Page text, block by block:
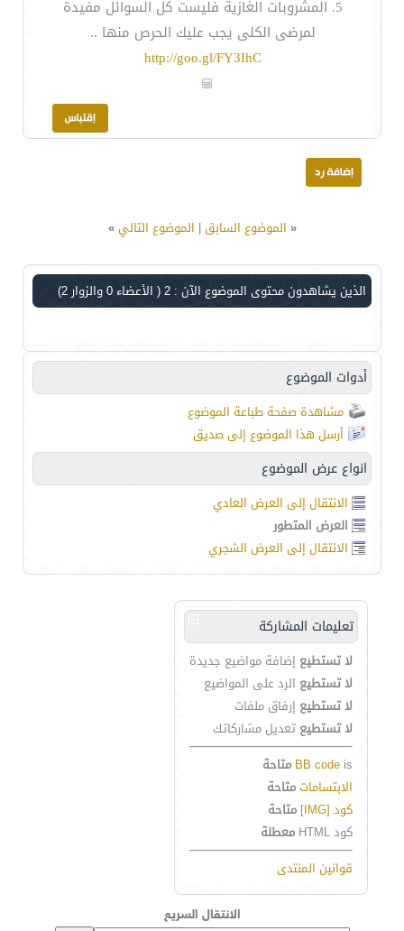
5. المشروبات الغازية فليست كل السوائل مفيدة
لمرضى الكلى يجب عليك الحرص منها ..
http://goo.gl/FY3IhC
« الموضوع السابق| الموضوع التالي»
الذين يشاهدون محتوى الموضوع الآن : 2 ( الأعضاء 0 والزوار 2)
أدوات الموضوع
مشاهدة صفحة طباعة الموضوع
أرسل هذا الموضوع إلى صديق
انواع عرض الموضوع
الانتقال إلى العرض العادي
العرض المتطور
الانتقال إلى العرض الشجري
تعليمات المشاركة
لا تستطيع إضافة مواضيع جديدة
لا تستطيع الرد على المواضيع
لا تستطيع إرفاق ملفات
لا تستطيع تعديل مشاركاتك
BB code is
متاحة
الابتساماتمتاحة
كود [IMG]
متاحة
كود HTML
معطلة
قوانين المنتدى
الانتقال السريع